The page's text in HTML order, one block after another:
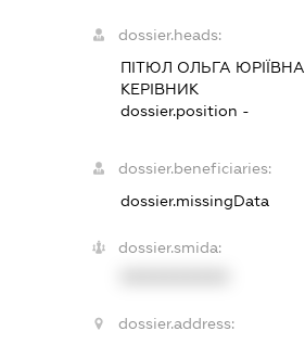
dossier.heads:
ПІТЮЛ ОЛЬГА ЮРІЇВНА
КЕРІВНИК
dossier.position -
dossier.beneficiaries:
dossier.missingData
dossier.smida:
dossier.address: